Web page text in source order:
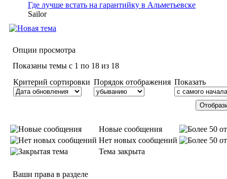
Где лучше встать на гарантийку в Альметьевске
Sailor
Опции просмотра
Показаны темы с 1 по 18 из 18
Критерий сортировки Порядок отображения Показать
Новые сообщения
Нет новых сообщений
Тема закрыта
Ваши права в разделе